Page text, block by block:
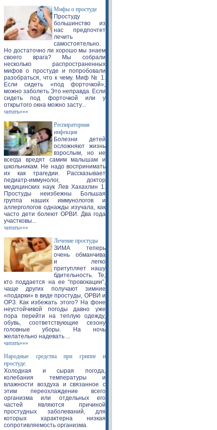
Мифы о простуде
Простуду
большинство из
нас предпочтет
лечить
самостоятельно.
Но достаточно ли хорошо мы знаем
своего врага? Мы собрали
несколько распространенных
мифов о простуде и попробовали
разобраться, что к чему. Миф № 1.
Если сидеть «под форточкой»,
можно заболеть Это неправда. Если
сидеть под форточкой или у
открытого окна можно засту...
читать»»»
Респираторная
инфекция
Болезни детей
осложняют жизнь
взрослым, но не
всегда вредят самим малышам и
школьникам. Не надо воспринимать
их как трагедии. Рассказывает
педиатр-иммунолог, доктор
медицинских наук Лев Хахахлин 1.
Простуды неизбежны Большая
группа наших иммунологов и
аллергологов однажды изучала, как
часто дети болеют ОРВИ. Два года
участковы...
читать»»»
Лечение простуды
ЗИМА теперь
очень обманчива
и легко
притупляет нашу
бдительность. Те,
кто поддается на ее “провокации”,
чаще других получают зимние
«подарки» в виде простуды, ОРВИ и
ОРЗ. Как избежать этого? На фоне
неустойчивой погоды давно уже
пора перейти на теплую одежду,
обувь, соответствующие сезону
головные уборы. На ночь
желательно надевать ...
читать»»»
Народные средства при гриппе и
простуде.
Холодная и сырая погода,
колебания температуры и
влажности воздуха и связанное с
этим переохлаждение всего
организма или отдельных его
частей являются причиной
простудных заболеваний, для
которых характерна низкая
сопротивляемость организма.